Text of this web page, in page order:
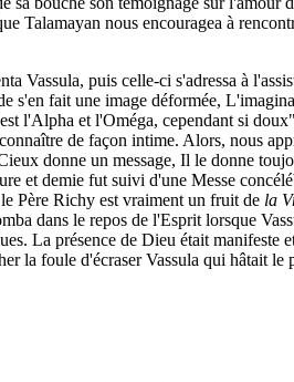
Talamayan nous encouragea à
Vassula, puis celle-ci s'adressa à
fait une image déformée,
l'Alpha et l'Oméga, cependant si
de façon intime. Alors, nous
donne un message, Il le donne
et demie fut suivi d'une Messe
Père Richy est vraiment un fruit de la
dans le repos de l'Esprit lorsque
La présence de Dieu était manifeste
la foule d'écraser Vassula qui hâtait le